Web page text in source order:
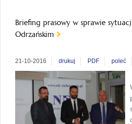
Briefing prasowy w sprawie
Odrzańskim
21-10-2016 drukuj PDF poleć